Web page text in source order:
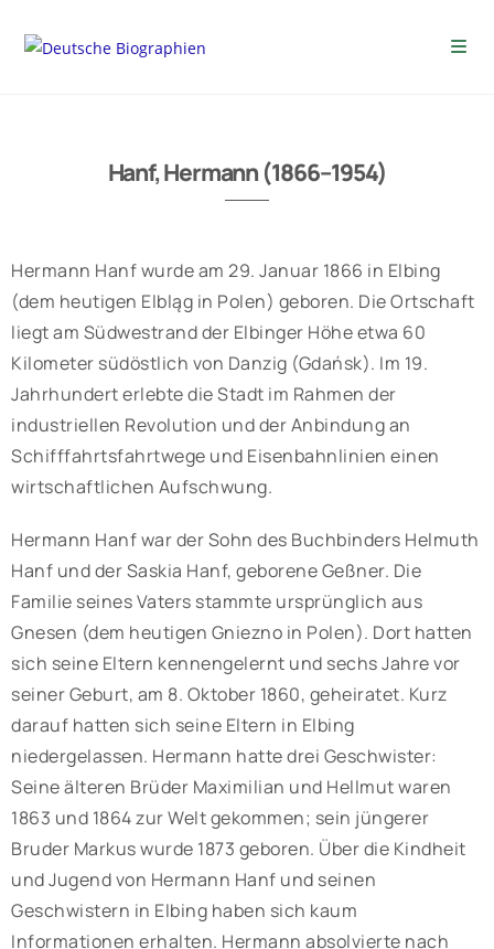
Hanf, Hermann (1866–1954)
Hermann Hanf wurde am 29. Januar 1866 in Elbing
(dem heutigen Elbląg in Polen) geboren. Die Ortschaft
liegt am Südwestrand der Elbinger Höhe etwa 60
Kilometer südöstlich von Danzig (Gdańsk). Im 19.
Jahrhundert erlebte die Stadt im Rahmen der
industriellen Revolution und der Anbindung an
Schifffahrtsfahrtwege und Eisenbahnlinien einen
wirtschaftlichen Aufschwung.
Hermann Hanf war der Sohn des Buchbinders Helmuth
Hanf und der Saskia Hanf, geborene Geßner. Die
Familie seines Vaters stammte ursprünglich aus
Gnesen (dem heutigen Gniezno in Polen). Dort hatten
sich seine Eltern kennengelernt und sechs Jahre vor
seiner Geburt, am 8. Oktober 1860, geheiratet. Kurz
darauf hatten sich seine Eltern in Elbing
niedergelassen. Hermann hatte drei Geschwister:
Seine älteren Brüder Maximilian und Hellmut waren
1863 und 1864 zur Welt gekommen; sein jüngerer
Bruder Markus wurde 1873 geboren. Über die Kindheit
und Jugend von Hermann Hanf und seinen
Geschwistern in Elbing haben sich kaum
Informationen erhalten. Hermann absolvierte nach